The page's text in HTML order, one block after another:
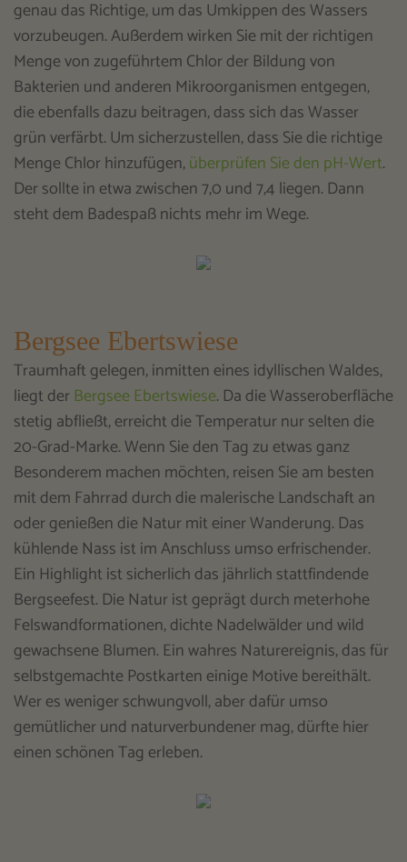
genau das Richtige, um das Umkippen des Wassers
vorzubeugen. Außerdem wirken Sie mit der richtigen
Menge von zugeführtem Chlor der Bildung von
Bakterien und anderen Mikroorganismen entgegen,
die ebenfalls dazu beitragen, dass sich das Wasser
grün verfärbt. Um sicherzustellen, dass Sie die richtige
Menge Chlor hinzufügen,überprüfen Sie den pH-Wert.
Der sollte in etwa zwischen 7,0 und 7,4 liegen. Dann
steht dem Badespaß nichts mehr im Wege.
Bergsee Ebertswiese
Traumhaft gelegen, inmitten eines idyllischen Waldes,
liegt der Bergsee Ebertswiese. Da die Wasseroberfläche
stetig abfließt, erreicht die Temperatur nur selten die
20-Grad-Marke. Wenn Sie den Tag zu etwas ganz
Besonderem machen möchten, reisen Sie am besten
mit dem Fahrrad durch die malerische Landschaft an
oder genießen die Natur mit einer Wanderung. Das
kühlende Nass ist im Anschluss umso erfrischender.
Ein Highlight ist sicherlich das jährlich stattfindende
Bergseefest. Die Natur ist geprägt durch meterhohe
Felswandformationen, dichte Nadelwälder und wild
gewachsene Blumen. Ein wahres Naturereignis, das für
selbstgemachte Postkarten einige Motive bereithält.
Wer es weniger schwungvoll, aber dafür umso
gemütlicher und naturverbundener mag, dürfte hier
einen schönen Tag erleben.